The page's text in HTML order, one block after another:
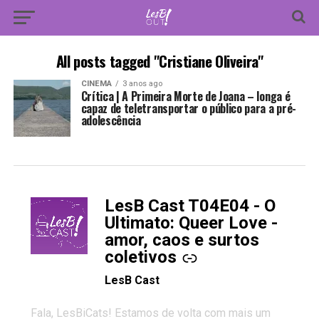
All posts tagged "Cristiane Oliveira"
CINEMA 3 anos ago
Crítica | A Primeira Morte de Joana – longa é
capaz de teletransportar o público para a pré-
adolescência
LesB Cast T04E04 - O
Ultimato: Queer Love -
amor, caos e surtos
coletivos
-
LesB Cast
Fala, LesBiCats! Estamos de volta com mais um